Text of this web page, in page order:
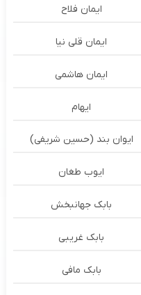
ایمان فلاح
ایمان قلی نیا
ایمان هاشمی
ایهام
ایوان بند (حسین شریفی)
ایوب طغان
بابک جهانبخش
بابک غریبی
بابک مافی